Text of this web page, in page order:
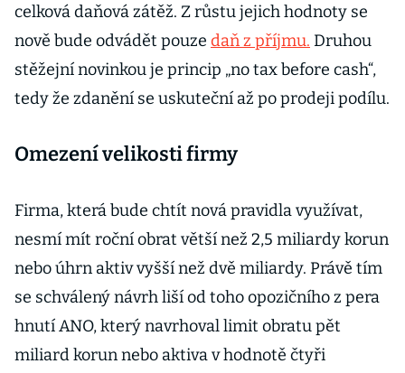
celková daňová zátěž. Z růstu jejich hodnoty se
nově bude odvádět pouze daň z příjmu. Druhou
stěžejní novinkou je princip „no tax before cash“,
tedy že zdanění se uskuteční až po prodeji podílu.
Omezení velikosti firmy
Firma, která bude chtít nová pravidla využívat,
nesmí mít roční obrat větší než 2,5 miliardy korun
nebo úhrn aktiv vyšší než dvě miliardy. Právě tím
se schválený návrh liší od toho opozičního z pera
hnutí ANO, který navrhoval limit obratu pět
miliard korun nebo aktiva v hodnotě čtyři